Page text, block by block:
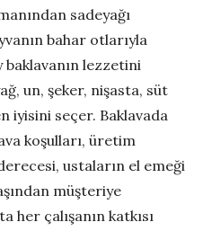
sadeyağı
bahar otlarıyla
lezzetini
un, şeker, nişasta, süt
iyisini seçer. Baklavada
koşulları, üretim
ustaların el emeği
müşteriye
her çalışanın katkısı